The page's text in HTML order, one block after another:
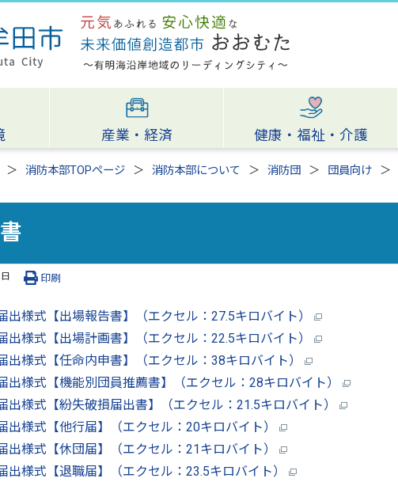
産業・経済 健康・福祉・介護
消防本部TOPページ 消防本部について 消防団 団員向け
印刷
出様式【出場報告書】（エクセル：27.5キロバイト）
出様式【出場計画書】（エクセル：22.5キロバイト）
出様式【任命内申書】（エクセル：38キロバイト）
出様式【機能別団員推薦書】（エクセル：28キロバイト）
出様式【紛失破損届出書】（エクセル：21.5キロバイト）
出様式【他行届】（エクセル：20キロバイト）
出様式【休団届】（エクセル：21キロバイト）
出様式【退職届】（エクセル：23.5キロバイト）